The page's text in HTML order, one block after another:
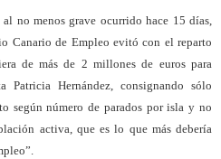
no menos grave ocurrido hace 15 días,
Canario de Empleo evitó con el reparto
de más de 2 millones de euros para
Hernández, consignando sólo
según número de parados por isla y no
activa, que es lo que más debería